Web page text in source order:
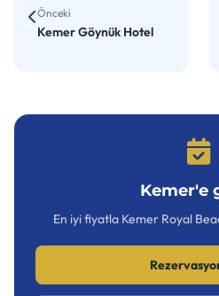
Önceki
Kemer Göynük Hotel
Kemer'e
En iyi fiyatla Kemer Royal